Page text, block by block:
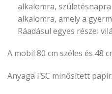
alkalomra,
alkalomra, amely a
Ráadásul egyes részei
A mobil 80 cm széles és 48
Anyaga FSC minősített papír.